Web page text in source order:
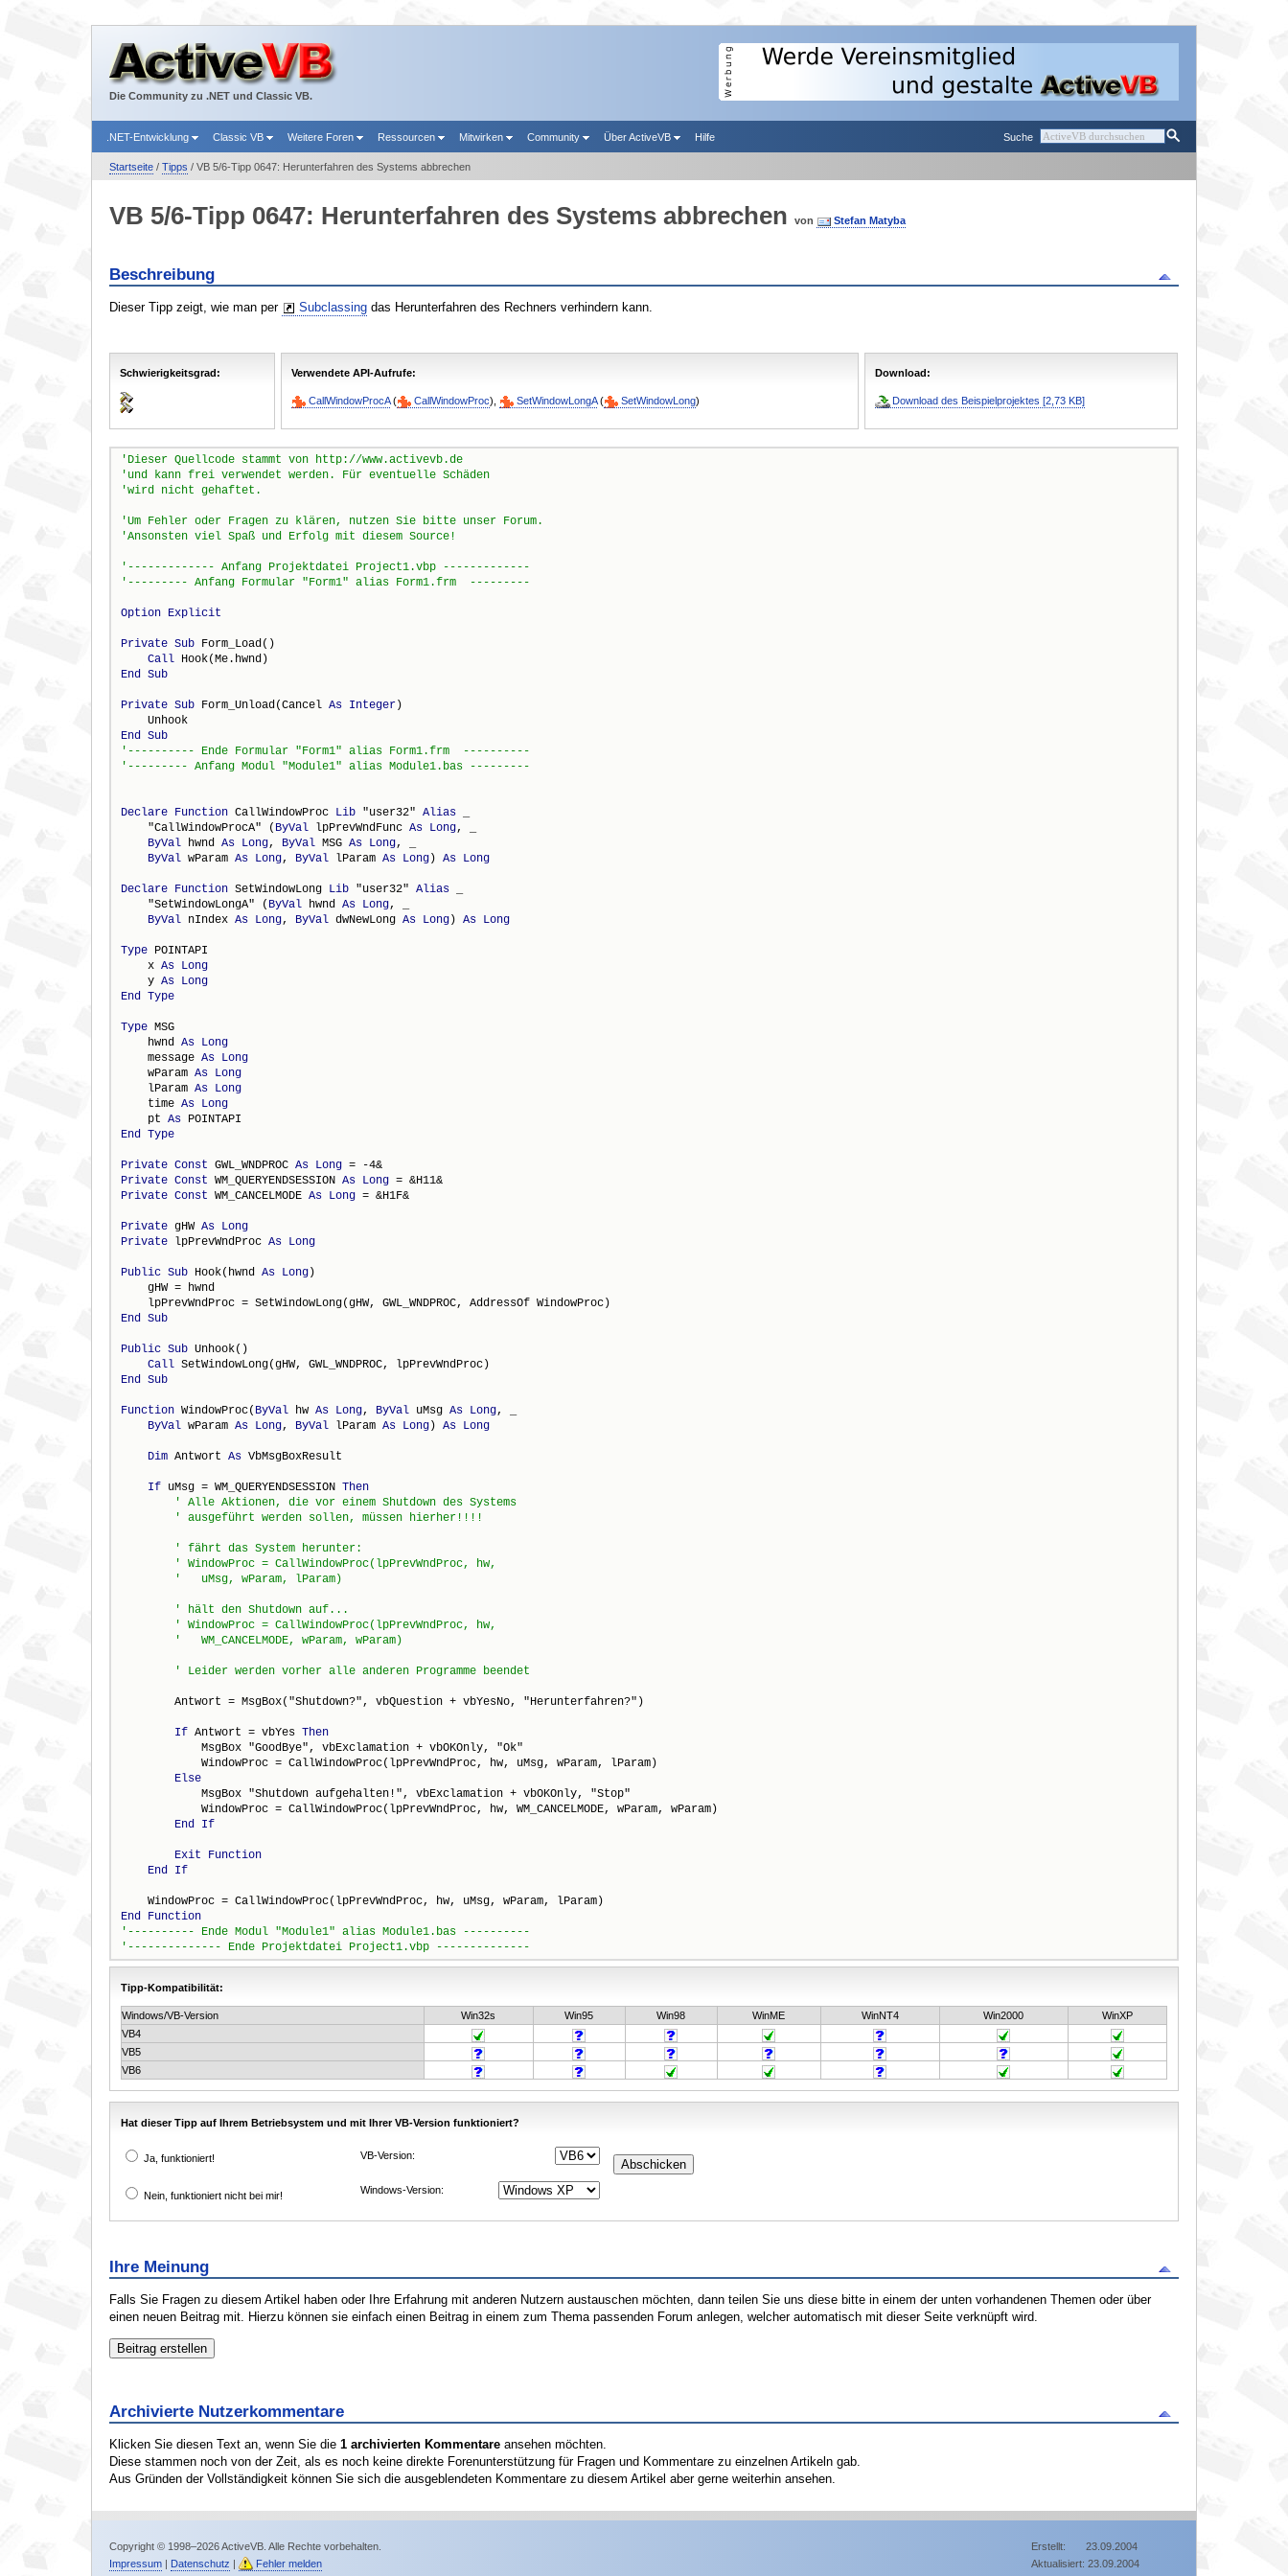
Die Community zu .NET und Classic VB.
Suche
.NET-Entwicklung Classic VB Weitere Foren Ressourcen Mitwirken Community Über ActiveVB Hilfe
Startseite/ Tipps / VB 5/6-Tipp 0647: Herunterfahren des Systems abbrechen
VB 5/6-Tipp 0647: Herunterfahren des Systems abbrechen von Stefan Matyba
Beschreibung
Dieser Tipp zeigt, wie man per Subclassingdas Herunterfahren des Rechners verhindern kann.
Schwierigkeitsgrad: Verwendete API-Aufrufe:
CallWindowProcA( CallWindowProc), SetWindowLongA( SetWindowLong)
Download:
Download des Beispielprojektes [2,73 KB]
'Dieser Quellcode stammt von http://www.activevb.de
'und kann frei verwendet werden. Für eventuelle Schäden
Option Explicit
Private Sub Form_Load()
Call
End Sub
Private Sub Form_Unload(Cancel As Integer)
    Unhook
End Sub
Declare Function CallWindowProc Lib "user32" Alias _
    "CallWindowProcA" (
ByVal lpPrevWndFunc As Long, _
ByVal hwnd As Long, ByVal MSG As Long, _
ByVal wParam As Long, ByVal lParam As Long) As Long
Declare Function SetWindowLong Lib "user32" Alias _
    "SetWindowLongA" (
ByVal hwnd As Long, _
ByVal nIndex As Long, ByVal dwNewLong As Long) As Long
Type POINTAPI
    x
As Long
    y
As Long
End Type
Type MSG
    hwnd
As Long
    message
As Long
    wParam
As Long
    lParam
As Long
    time
As Long
    pt
As
End Type
Private Const GWL_WNDPROC As Long
= -4&
Private Const WM_QUERYENDSESSION As Long
= &H11&
Private Const WM_CANCELMODE As Long = &H1F&
Private gHW As Long
Private lpPrevWndProc As Long
Public Sub Hook(hwnd As Long)
    gHW = hwnd
End Sub
Public Sub Unhook()
Call
End Sub
Function WindowProc( ByVal hw As Long, ByVal uMsg As Long, _
ByVal wParam As Long, ByVal lParam As Long) As Long
Dim Antwort As VbMsgBoxResult
If uMsg = WM_QUERYENDSESSION Then
' Alle Aktionen, die vor einem Shutdown des Systems
        Antwort = MsgBox("Shutdown?", vbQuestion + vbYesNo, "Herunterfahren?")
If Antwort = vbYes Then
            MsgBox "GoodBye", vbExclamation + vbOKOnly, "Ok"
            WindowProc = CallWindowProc(lpPrevWndProc, hw, uMsg, wParam, lParam)
Else
            MsgBox "Shutdown aufgehalten!", vbExclamation + vbOKOnly, "Stop"
            WindowProc = CallWindowProc(lpPrevWndProc, hw, WM_CANCELMODE, wParam, wParam)
End
If
Exit
Function
End
If
End
Function
Tipp-Kompatibilität:
Windows/VB-Version Win32s Win95 Win98 WinME WinNT4 Win2000
WinXP
VB4
VB5
VB6
Hat dieser Tipp auf Ihrem Betriebsystem und mit Ihrer VB-Version funktioniert?
Ja, funktioniert!
Nein, funktioniert nicht bei mir!
VB-Version:
Windows-Version:
Ihre Meinung
Falls Sie Fragen zu diesem Artikel haben oder Ihre Erfahrung mit anderen Nutzern austauschen möchten, dann teilen Sie uns diese bitte in einem der unten vorhandenen Themen oder über
einen neuen Beitrag mit. Hierzu können sie einfach einen Beitrag in einem zum Thema passenden Forum anlegen, welcher automatisch mit dieser Seite verknüpft wird.
Archivierte Nutzerkommentare
Klicken Sie diesen Text an, wenn Sie die 1 archivierten Kommentareansehen möchten.
Diese stammen noch von der Zeit, als es noch keine direkte Forenunterstützung für Fragen und Kommentare zu einzelnen Artikeln gab.
Aus Gründen der Vollständigkeit können Sie sich die ausgeblendeten Kommentare zu diesem Artikel aber gerne weiterhin ansehen.
Erstellt: 23.09.2004
Aktualisiert: 23.09.2004
Copyright © 1998–2026 ActiveVB. Alle Rechte vorbehalten.
Impressum| Datenschutz Fehler melden